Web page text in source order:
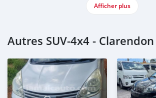
Afficher plus
Autres SUV‒4x4 - Clarendon